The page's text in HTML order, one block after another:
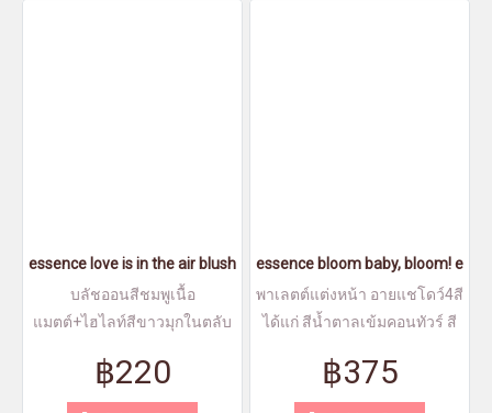
essence love is in the air blushlighter 10 - เอสเซนส์เลิฟอีสอินดิแอร์
บลัชออนสีชมพูเนื้อ
แมตต์+ไฮไลท์สีขาวมุกในตลับ
เม็ดสีแน่นชัด
฿220
essence bloom baby, bloom!
พาเลตต์แต่งหน้า อายแชโดว์4สี
ได้แก่ สีน้ำตาลเข้มคอนทัวร์ สี
ขาวนู้ดมุก ไฮไลท์1สี บรอน
เซอร์1สี และบลัชออน 1สี มา
฿375